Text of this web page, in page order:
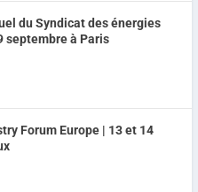
du Syndicat des énergies
septembre à Paris
Forum Europe | 13 et 14